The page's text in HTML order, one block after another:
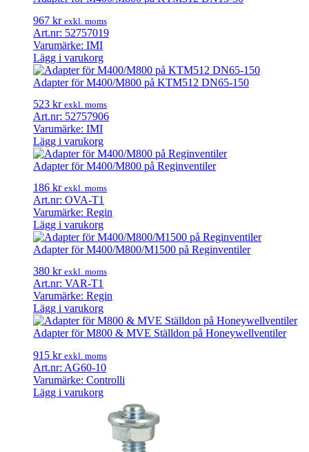
967 kr exkl. moms
Art.nr: 52757019
Varumärke: IMI
Lägg i varukorg
Adapter för M400/M800 på KTM512 DN65-150
523 kr exkl. moms
Art.nr: 52757906
Varumärke: IMI
Lägg i varukorg
Adapter för M400/M800 på Reginventiler
186 kr exkl. moms
Art.nr: OVA-T1
Varumärke: Regin
Lägg i varukorg
Adapter för M400/M800/M1500 på Reginventiler
380 kr exkl. moms
Art.nr: VAR-T1
Varumärke: Regin
Lägg i varukorg
Adapter för M800 & MVE Ställdon på Honeywellventiler
915 kr exkl. moms
Art.nr: AG60-10
Varumärke: Controlli
Lägg i varukorg